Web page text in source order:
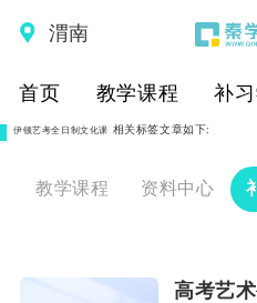
渭南
首页 教学课程 补
伊顿艺考全日制文化课 相关标签文章如下:
教学课程 资料中心
高考艺